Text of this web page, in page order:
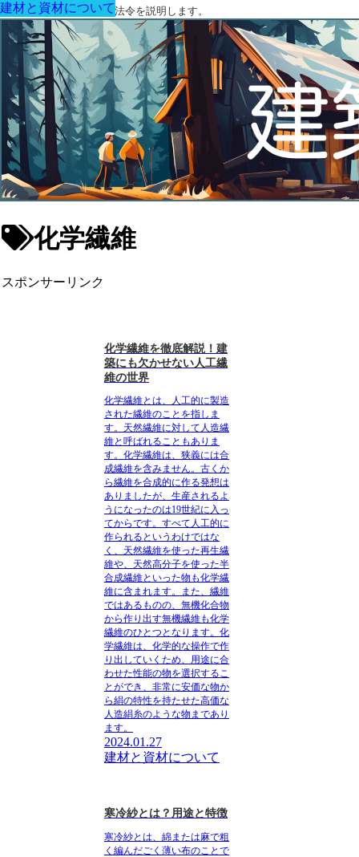
建築に関する用語と関連法令を説明します。
化学繊維
スポンサーリンク
建材と資材について
化学繊維を徹底解説！建
築にも欠かせない人工繊
維の世界
化学繊維とは、人工的に製造
された繊維のことを指しま
す。天然繊維に対して人造繊
維と呼ばれることもありま
す。化学繊維は、狭義には合
成繊維を含みません。古くか
ら繊維を合成的に作る発想は
ありましたが、生産されるよ
うになったのは19世紀に入っ
てからです。すべて人工的に
作られるというわけではな
く、天然繊維を使った再生繊
維や、天然高分子を使った半
合成繊維といった物も化学繊
維に含まれます。また、繊維
ではあるものの、無機化合物
から作り出す無機繊維も化学
繊維のひとつとなります。化
学繊維は、化学的な操作で作
り出していくため、用途に合
わせた性能の物を選択するこ
とができ、非常に安価な物か
ら絹の特性を持たせた高価な
人造絹糸のような物まであり
ます。
2024.01.27
建材と資材について
建材と資材について
寒冷紗とは？用途と特徴
寒冷紗とは、綿または麻で粗
く編んだごく薄い布のことで